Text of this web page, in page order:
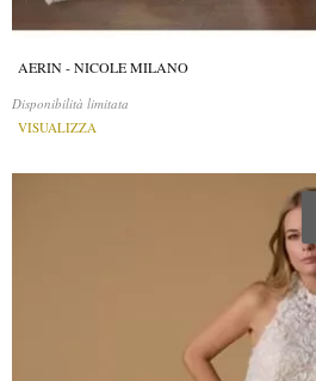
AERIN - NICOLE MILANO
Disponibilità limitata
VISUALIZZA